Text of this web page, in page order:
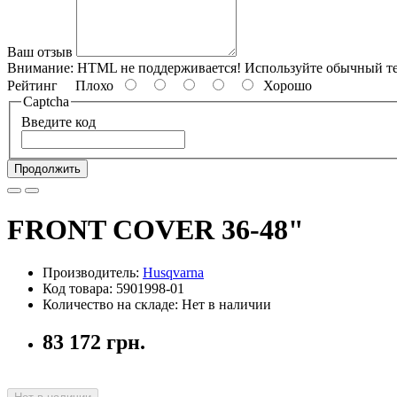
Ваш отзыв
Внимание: HTML не поддерживается! Используйте обычный
Рейтинг Плохо
Хорошо
Captcha
Введите код
Продолжить
FRONT COVER 36-48"
Производитель: Husqvarna
Код товара: 5901998-01
Количество на складе: Нет в наличии
83 172 грн.